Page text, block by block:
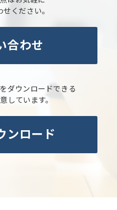
ください。
合わせ
ダウンロードできる
しています。
ンロード